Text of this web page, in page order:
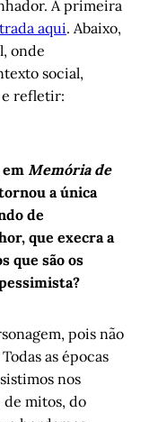
A primeira
aqui. Abaixo,
onde
social,
refletir:
Memória de
a única
de
que execra a
que são os
pois não
as épocas
nos
de mitos, do